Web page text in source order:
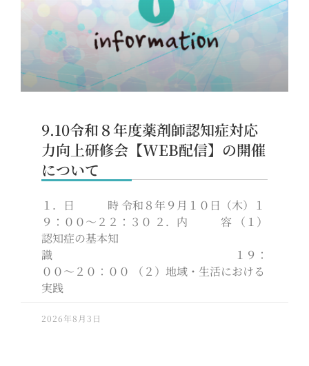
9.10令和８年度薬剤師認知症対応
力向上研修会【WEB配信】の開催
について
１．日 時 令和８年９月１０日（木）１
９：００～２２：３０ ２．内 容 （１）
認知症の基本知
識 １９：
００～２０：００ （２）地域・生活における
実践
2026年8月3日